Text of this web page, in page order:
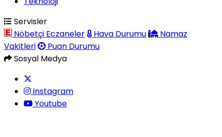
Servisler
Nöbetçi Eczaneler
Hava Durumu
Namaz
Vakitleri
Puan Durumu
Sosyal Medya
Instagram
Youtube